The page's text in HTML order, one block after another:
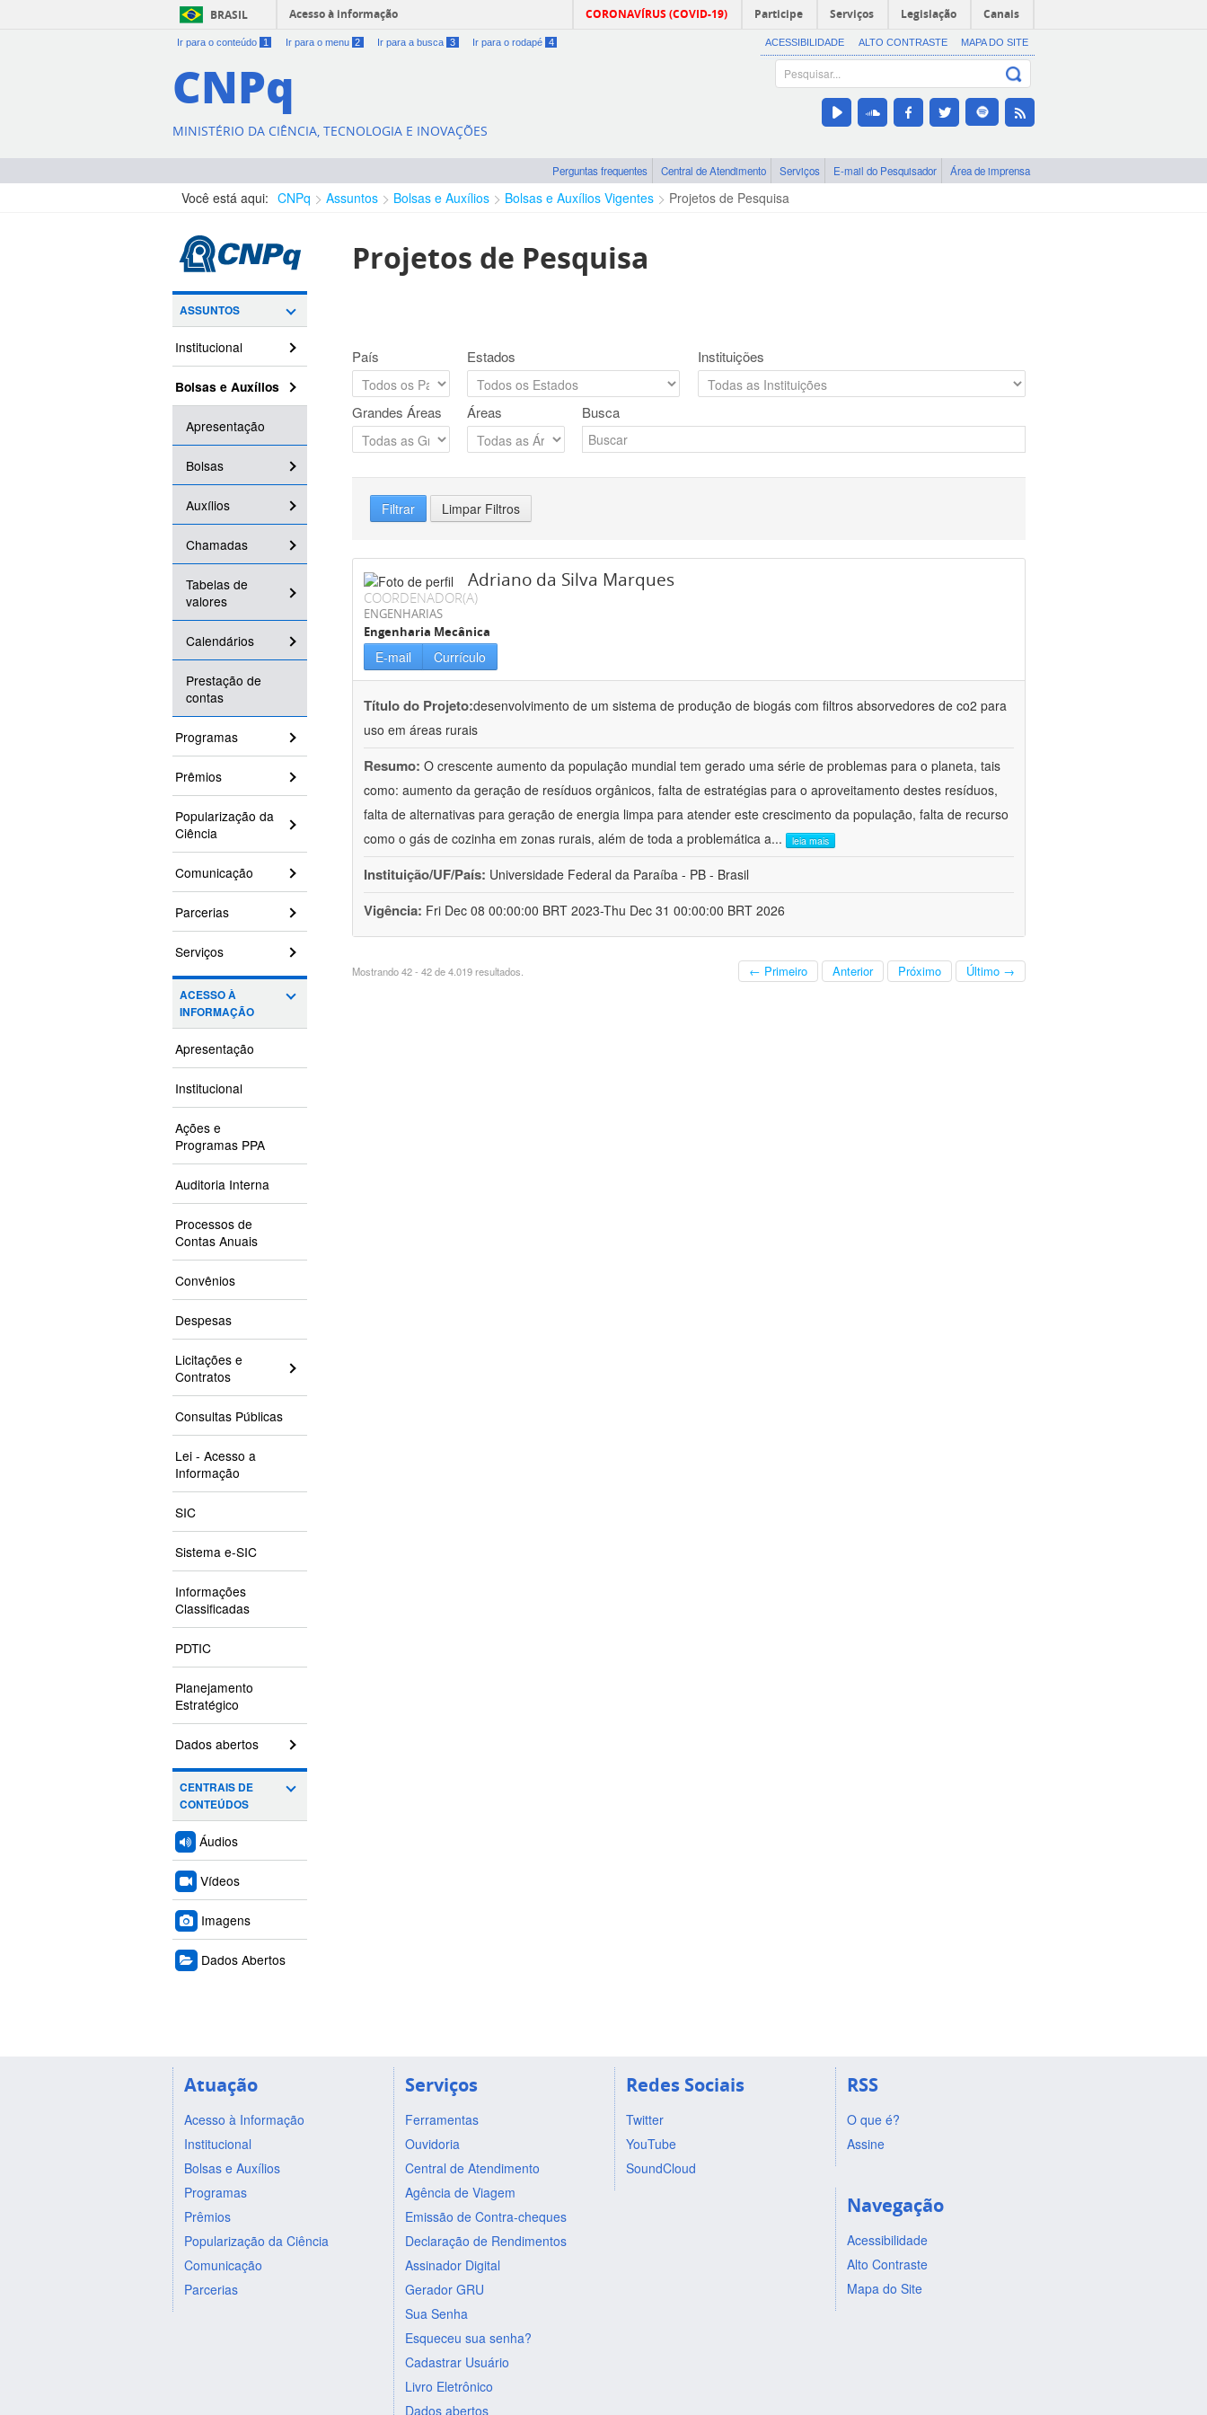
BRASIL Acesso à informação CORONAVÍRUS (COVID-19) Participe Serviços Legislação Canais
Ir para o conteúdo 1 Ir para o menu 2 Ir para a busca 3 Ir para o rodapé 4 ACESSIBILIDADE ALTO CONTRASTE MAPA DO SITE
CNPq
MINISTÉRIO DA CIÊNCIA, TECNOLOGIA E INOVAÇÕES
Perguntas frequentes Central de Atendimento Serviços E-mail do Pesquisador Área de imprensa
Você está aqui: CNPq Assuntos Bolsas e Auxílios Bolsas e Auxílios Vigentes Projetos de Pesquisa
ASSUNTOS
Institucional
Bolsas e Auxílios
Apresentação
Bolsas
Auxílios
Chamadas
Tabelas de
valores
Calendários
Prestação de
contas
Programas
Prêmios
Popularização da
Ciência
Comunicação
Parcerias
Serviços
ACESSO À
INFORMAÇÃO
Apresentação
Institucional
Ações e
Programas PPA
Auditoria Interna
Processos de
Contas Anuais
Convênios
Despesas
Licitações e
Contratos
Consultas Públicas
Lei - Acesso a
Informação
SIC
Sistema e-SIC
Informações
Classificadas
PDTIC
Planejamento
Estratégico
Dados abertos
CENTRAIS DE
CONTEÚDOS
Áudios
Vídeos
Imagens
Dados Abertos
Projetos de Pesquisa
País Estados Instituições
Grandes Áreas Áreas Busca
Filtrar Limpar Filtros
Adriano da Silva Marques
COORDENADOR(A)
ENGENHARIAS
Engenharia Mecânica
E-mail Currículo
Título do Projeto:desenvolvimento de um sistema de produção de biogás com filtros absorvedores de co2 para
uso em áreas rurais
Resumo: O crescente aumento da população mundial tem gerado uma série de problemas para o planeta, tais
como: aumento da geração de resíduos orgânicos, falta de estratégias para o aproveitamento destes resíduos,
falta de alternativas para geração de energia limpa para atender este crescimento da população, falta de recurso
como o gás de cozinha em zonas rurais, além de toda a problemática a... leia mais
Instituição/UF/País: Universidade Federal da Paraíba - PB - Brasil
Vigência: Fri Dec 08 00:00:00 BRT 2023-Thu Dec 31 00:00:00 BRT 2026
Mostrando 42 - 42 de 4.019 resultados. ← Primeiro Anterior Próximo Último →
Atuação
Acesso à Informação
Institucional
Bolsas e Auxílios
Programas
Prêmios
Popularização da Ciência
Comunicação
Parcerias
Serviços
Ferramentas
Ouvidoria
Central de Atendimento
Agência de Viagem
Emissão de Contra-cheques
Declaração de Rendimentos
Assinador Digital
Gerador GRU
Sua Senha
Esqueceu sua senha?
Cadastrar Usuário
Livro Eletrônico
Dados abertos
Redes Sociais
Twitter
YouTube
SoundCloud
RSS
O que é?
Assine
Navegação
Acessibilidade
Alto Contraste
Mapa do Site